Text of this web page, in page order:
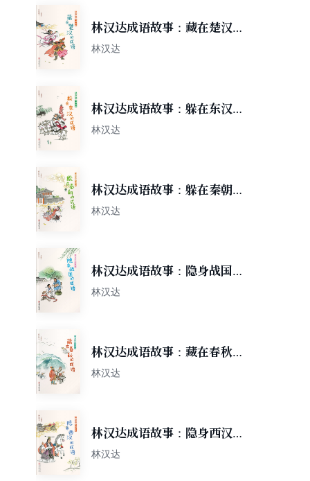
林汉达成语故事：藏在楚汉的
成语
林汉达
林汉达成语故事：躲在东汉的
成语
林汉达
林汉达成语故事：躲在秦朝的
成语
林汉达
林汉达成语故事：隐身战国的
成语
林汉达
林汉达成语故事：藏在春秋的
成语
林汉达
林汉达成语故事：隐身西汉的
成语
林汉达